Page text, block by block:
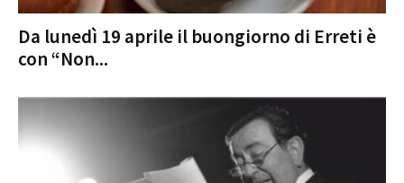
Da lunedì 19 aprile il buongiorno di Erreti è
con “Non...